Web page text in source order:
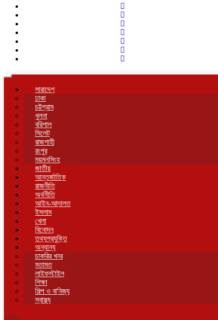
Toggle
navigationসারাদেশ
ঢাকা
চট্টগ্রাম
খুলনা
বরিশাল
সিলেট
রাজশাহী
রংপুর
ময়মনসিংহ
জাতীয়
আন্তর্জাতিক
রাজনীতি
অর্থনীতি
আইন-আদালত
ইসলাম
খেলা
বিনোদন
তথ্যপ্রযুক্তি
অন্যান্য
চাকরির খবর
মতামত
লাইফস্টাইল
শিক্ষা
শিল্প ও বানিজ্য
স্বাস্থ্য